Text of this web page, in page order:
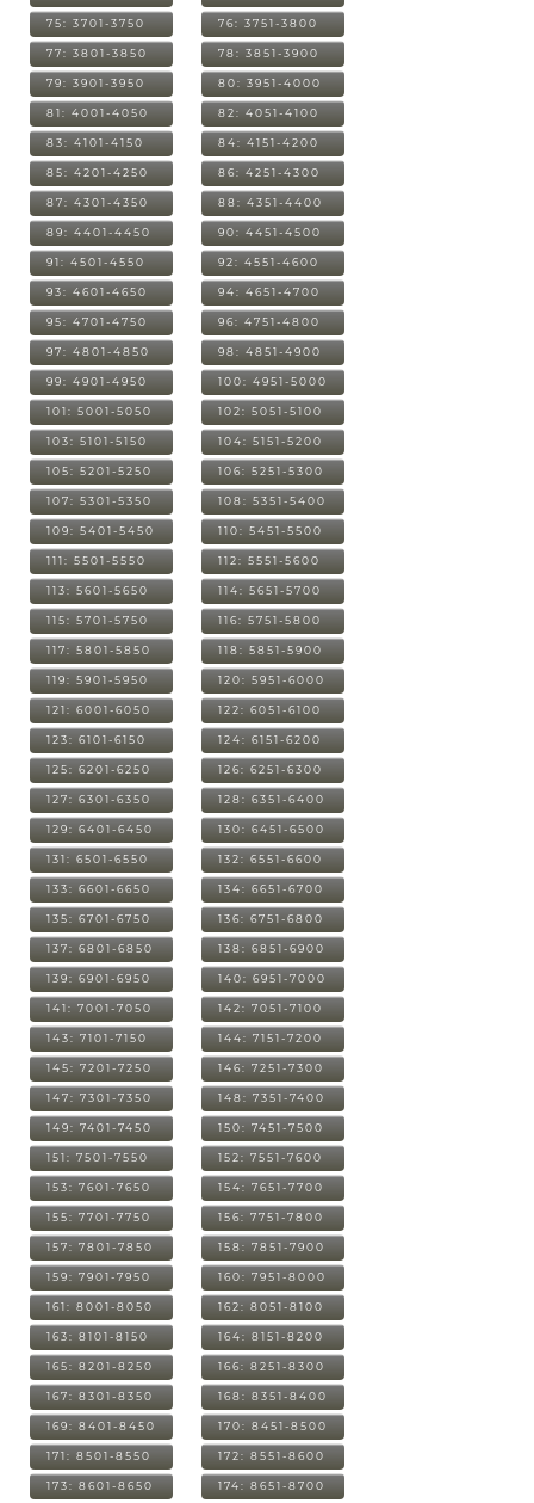
75: 3701-3750 76: 3751-3800
77: 3801-3850 78: 3851-3900
79: 3901-3950 80: 3951-4000
81: 4001-4050 82: 4051-4100
83: 4101-4150 84: 4151-4200
85: 4201-4250 86: 4251-4300
87: 4301-4350 88: 4351-4400
89: 4401-4450 90: 4451-4500
91: 4501-4550 92: 4551-4600
93: 4601-4650 94: 4651-4700
95: 4701-4750 96: 4751-4800
97: 4801-4850 98: 4851-4900
99: 4901-4950 100: 4951-5000
101: 5001-5050 102: 5051-5100
103: 5101-5150 104: 5151-5200
105: 5201-5250 106: 5251-5300
107: 5301-5350 108: 5351-5400
109: 5401-5450 110: 5451-5500
111: 5501-5550 112: 5551-5600
113: 5601-5650 114: 5651-5700
115: 5701-5750 116: 5751-5800
117: 5801-5850 118: 5851-5900
119: 5901-5950 120: 5951-6000
121: 6001-6050 122: 6051-6100
123: 6101-6150 124: 6151-6200
125: 6201-6250 126: 6251-6300
127: 6301-6350 128: 6351-6400
129: 6401-6450 130: 6451-6500
131: 6501-6550 132: 6551-6600
133: 6601-6650 134: 6651-6700
135: 6701-6750 136: 6751-6800
137: 6801-6850 138: 6851-6900
139: 6901-6950 140: 6951-7000
141: 7001-7050 142: 7051-7100
143: 7101-7150 144: 7151-7200
145: 7201-7250 146: 7251-7300
147: 7301-7350 148: 7351-7400
149: 7401-7450 150: 7451-7500
151: 7501-7550 152: 7551-7600
153: 7601-7650 154: 7651-7700
155: 7701-7750 156: 7751-7800
157: 7801-7850 158: 7851-7900
159: 7901-7950 160: 7951-8000
161: 8001-8050 162: 8051-8100
163: 8101-8150 164: 8151-8200
165: 8201-8250 166: 8251-8300
167: 8301-8350 168: 8351-8400
169: 8401-8450 170: 8451-8500
171: 8501-8550 172: 8551-8600
173: 8601-8650 174: 8651-8700